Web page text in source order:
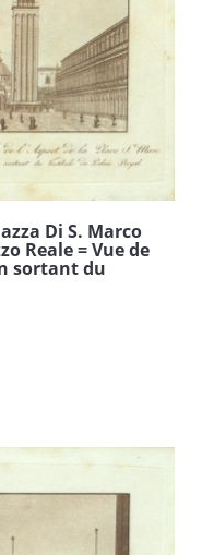
Di S. Marco
Reale = Vue de
sortant du